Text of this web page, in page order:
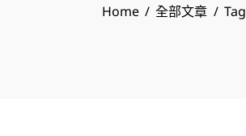
Home 全部文章